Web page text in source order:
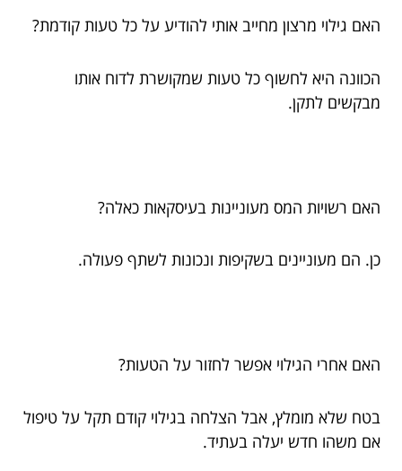
האם גילוי מרצון מחייב אותי להודיע על כל טעות קודמת?
הכוונה היא לחשוף כל טעות שמקושרת לדוח אותו
מבקשים לתקן.
האם רשויות המס מעוניינות בעיסקאות כאלה?
כן. הם מעוניינים בשקיפות ונכונות לשתף פעולה.
האם אחרי הגילוי אפשר לחזור על הטעות?
בטח שלא מומלץ, אבל הצלחה בגילוי קודם תקל על טיפול
אם משהו חדש יעלה בעתיד.